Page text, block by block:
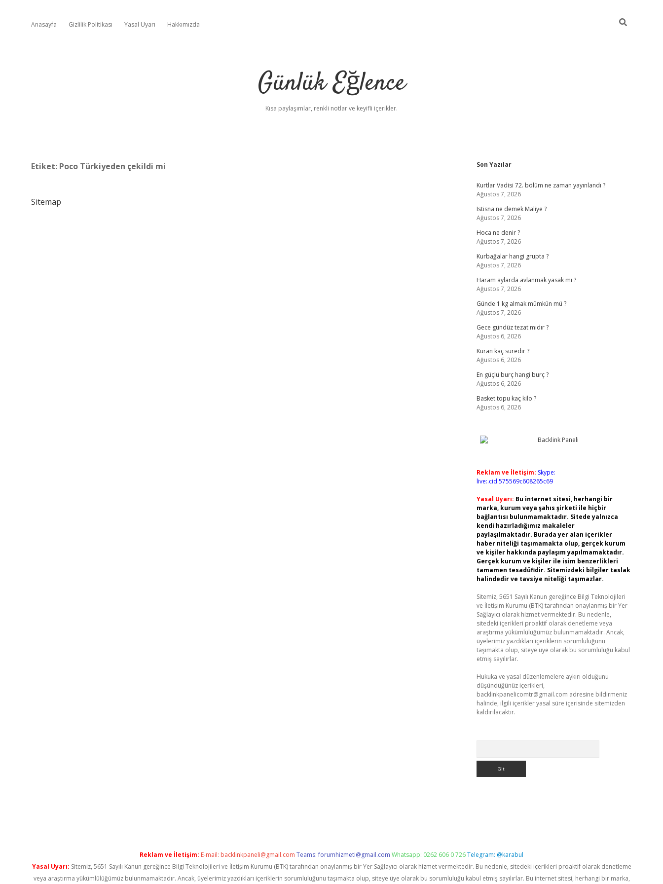
Anasayfa Gizlilik Politikası Yasal Uyarı Hakkımızda
Günlük Eğlence
Kısa paylaşımlar, renkli notlar ve keyifli içerikler.
Etiket: Poco Türkiyeden çekildi mi
Sitemap
Sidebar
Son Yazılar
Kurtlar Vadisi 72. bölüm ne zaman yayınlandı ?
Ağustos 7, 2026
Istisna ne demek Maliye ?
Ağustos 7, 2026
Hoca ne denir ?
Ağustos 7, 2026
Kurbağalar hangi grupta ?
Ağustos 7, 2026
Haram aylarda avlanmak yasak mı ?
Ağustos 7, 2026
Günde 1 kg almak mümkün mü ?
Ağustos 7, 2026
Gece gündüz tezat mıdır ?
Ağustos 6, 2026
Kuran kaç suredir ?
Ağustos 6, 2026
En güçlü burç hangi burç ?
Ağustos 6, 2026
Basket topu kaç kilo ?
Ağustos 6, 2026
Reklam ve İletişim: Skype:
live:.cid.575569c608265c69
Yasal Uyarı: Bu internet sitesi, herhangi bir
marka, kurum veya şahıs şirketi ile hiçbir
bağlantısı bulunmamaktadır. Sitede yalnızca
kendi hazırladığımız makaleler
paylaşılmaktadır. Burada yer alan içerikler
haber niteliği taşımamakta olup, gerçek kurum
ve kişiler hakkında paylaşım yapılmamaktadır.
Gerçek kurum ve kişiler ile isim benzerlikleri
tamamen tesadüfidir. Sitemizdeki bilgiler taslak
halindedir ve tavsiye niteliği taşımazlar.
Sitemiz, 5651 Sayılı Kanun gereğince Bilgi Teknolojileri
ve İletişim Kurumu (BTK) tarafından onaylanmış bir Yer
Sağlayıcı olarak hizmet vermektedir. Bu nedenle,
sitedeki içerikleri proaktif olarak denetleme veya
araştırma yükümlülüğümüz bulunmamaktadır. Ancak,
üyelerimiz yazdıkları içeriklerin sorumluluğunu
taşımakta olup, siteye üye olarak bu sorumluluğu kabul
etmiş sayılırlar.
Hukuka ve yasal düzenlemelere aykırı olduğunu
düşündüğünüz içerikleri,
backlinkpanelicomtr@gmail.com adresine bildirmeniz
halinde, ilgili içerikler yasal süre içerisinde sitemizden
kaldırılacaktır.
tambet girişbonus veren bahis siteleri
Reklam ve İletişim: E-mail: backlinkpaneli@gmail.com Teams:forumhizmeti@gmail.com Whatsapp: 0262 606 0 726Telegram: @karabul
Yasal Uyarı: Sitemiz, 5651 Sayılı Kanun gereğince Bilgi Teknolojileri ve İletişim Kurumu (BTK) tarafından onaylanmış bir Yer Sağlayıcı olarak hizmet vermektedir. Bu nedenle, sitedeki içerikleri proaktif olarak denetleme
veya araştırma yükümlülüğümüz bulunmamaktadır. Ancak, üyelerimiz yazdıkları içeriklerin sorumluluğunu taşımakta olup, siteye üye olarak bu sorumluluğu kabul etmiş sayılırlar. Bu internet sitesi, herhangi bir marka,